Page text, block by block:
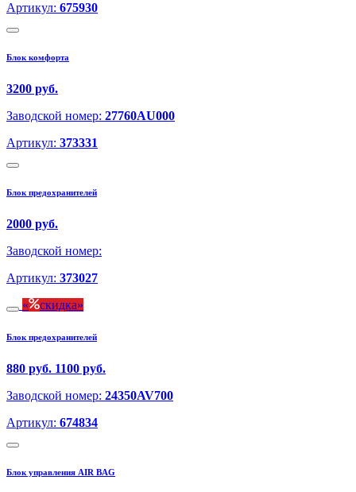
Артикул: 675930
Блок комфорта
3200 руб.
Заводской номер: 27760AU000
Артикул: 373331
Блок предохранителей
2000 руб.
Заводской номер:
Артикул: 373027
скидка
Блок предохранителей
880 руб. 1100 руб.
Заводской номер: 24350AV700
Артикул: 674834
Блок управления AIR BAG